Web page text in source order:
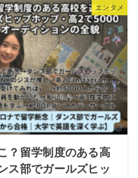
エンタメ
？留学制度のある高
ス部でガールズヒッ